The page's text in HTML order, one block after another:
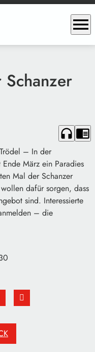
menu
headphones chrome_reader_mode
– In der
März ein Paradies
Mal der Schanzer
dafür sorgen, dass
sind. Interessierte
– die